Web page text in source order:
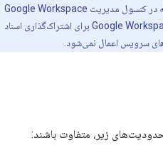
Workspace نیستند. برای مثال، سیاستی که در کنسول مدیریت Google Workspace
برای محدود کردن توانایی کاربران نهایی Google Workspace برای اشتراک‌گذاری اسناد
سرویس اعمال نمی‌شود.
زیر، متفاوت باشند: